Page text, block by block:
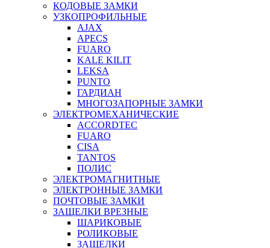
КОДОВЫЕ ЗАМКИ
УЗКОПРОФИЛЬНЫЕ
AJAX
APECS
FUARO
KALE KILIT
LEKSA
PUNTO
ГАРДИАН
МНОГОЗАПОРНЫЕ ЗАМКИ
ЭЛЕКТРОМЕХАНИЧЕСКИЕ
ACCORDTEC
FUARO
CISA
TANTOS
ПОЛИС
ЭЛЕКТРОМАГНИТНЫЕ
ЭЛЕКТРОННЫЕ ЗАМКИ
ПОЧТОВЫЕ ЗАМКИ
ЗАЩЕЛКИ ВРЕЗНЫЕ
ШАРИКОВЫЕ
РОЛИКОВЫЕ
ЗАЩЕЛКИ